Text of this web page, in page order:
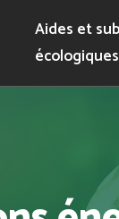
Aides et
écologiques